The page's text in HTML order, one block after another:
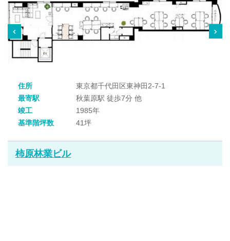
住所
東京都千代田区東神田2-7-1
最寄駅
秋葉原駅 徒歩7分 他
竣工
1985年
基準階坪数
41坪
柿原林業ビル